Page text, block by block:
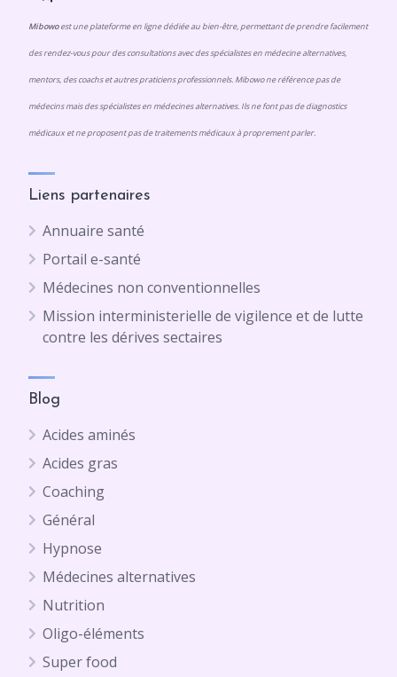
Mibowoest une plateforme en ligne dédiée au bien-être, permettant de prendre facilement
des rendez-vous pour des consultations avec des spécialistes en médecine alternatives,
mentors, des coachs et autres praticiens professionnels. Mibowo ne référence pas de
médecins mais des spécialistes en médecines alternatives. Ils ne font pas de diagnostics
médicaux et ne proposent pas de traitements médicaux à proprement parler.
Liens partenaires
Annuaire santé
Portail e-santé
Médecines non conventionnelles
Mission interministerielle de vigilence et de lutte
contre les dérives sectaires
Blog
Acides aminés
Acides gras
Coaching
Général
Hypnose
Médecines alternatives
Nutrition
Oligo-éléments
Super food